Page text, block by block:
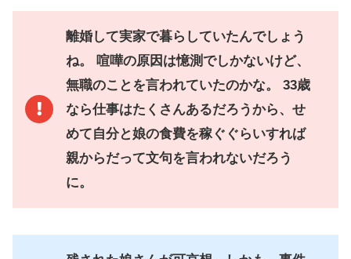
離婚して実家で暮らしていたんでしょう
ね。 喧嘩の原因は憶測でしかないけど、
無職のことを言われていたのかな。 33歳
なら仕事はたくさんあるだろうから、せ
めて自分と娘の食費を稼ぐぐらいすれば
親からだって文句を言われないだろう
に。